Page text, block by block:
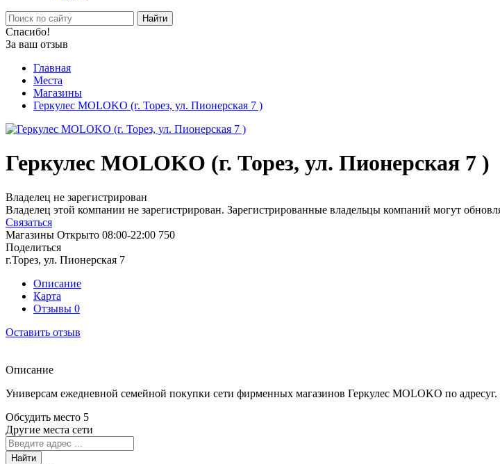
Найти
Спасибо!
За ваш отзыв
Главная
Места
Магазины
Геркулес MOLOKO (г. Торез, ул. Пионерская 7 )
Геркулес MOLOKO (г. Торез, ул. Пионерская 7 )
Владелец не зарегистрирован
Владелец этой компании не зарегистрирован. Зарегистрированные владельцы компаний могут
Связаться
Магазины Открыто 08:00-22:00 750
Поделиться
г.Торез, ул. Пионерская 7
Описание
Карта
Отзывы 0
Оставить отзыв
Описание
Универсам ежедневной семейной покупки сети фирменных магазинов Геркулес MOLOKO по адресуг.
Обсудить место 5
Другие места сети
Найти